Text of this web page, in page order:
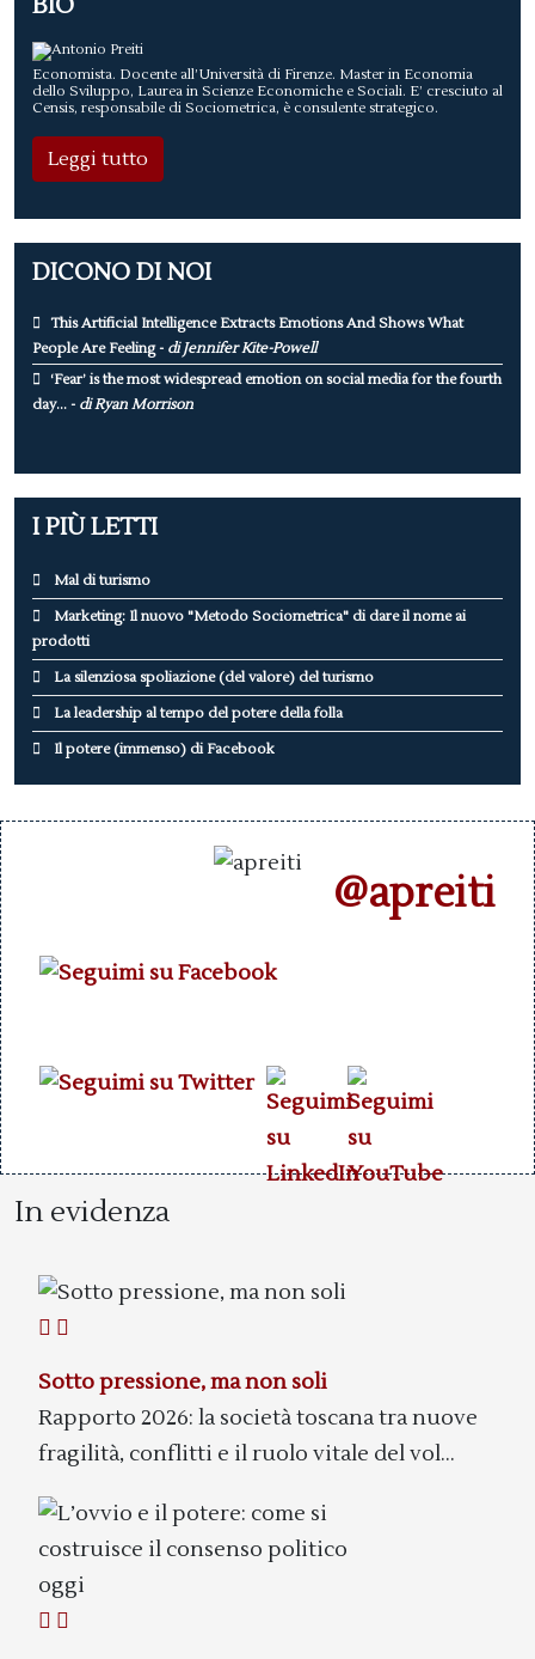
Economista. Docente all’Università di Firenze. Master in Economia
dello Sviluppo, Laurea in Scienze Economiche e Sociali. E’ cresciuto al
Censis, responsabile di Sociometrica, è consulente strategico.
Leggi tutto
DICONO DI NOI
This Artificial Intelligence Extracts Emotions And Shows What
People Are Feeling - di Jennifer Kite-Powell
‘Fear’ is the most widespread emotion on social media for the fourth
day... - di Ryan Morrison
I PIÙ LETTI
Mal di turismo
Marketing: Il nuovo "Metodo Sociometrica" di dare il nome ai
prodotti
La silenziosa spoliazione (del valore) del turismo
La leadership al tempo del potere della folla
Il potere (immenso) di Facebook
@apreiti
In evidenza
Sotto pressione, ma non soli
Rapporto 2026: la società toscana tra nuove
fragilità, conflitti e il ruolo vitale del vol...